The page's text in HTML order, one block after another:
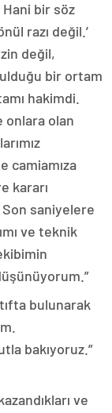
bir söz
razı değil.’
değil,
bir ortam
hakimdi.
onlara olan
camiamıza
kararı
saniyelere
ve teknik
bulunarak
bakıyoruz.”
ve